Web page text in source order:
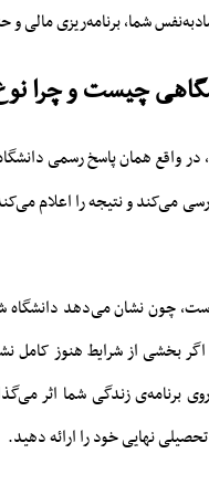
شما، برنامه‌ریزی مالی و
چیست و چرا
در واقع همان پاسخ رسمی
می‌کند و نتیجه را اعلام
چون نشان می‌دهد دانشگاه
بخشی از شرایط هنوز کامل
برنامه‌ی زندگی شما اثر
نهایی خود را ارائه دهید.